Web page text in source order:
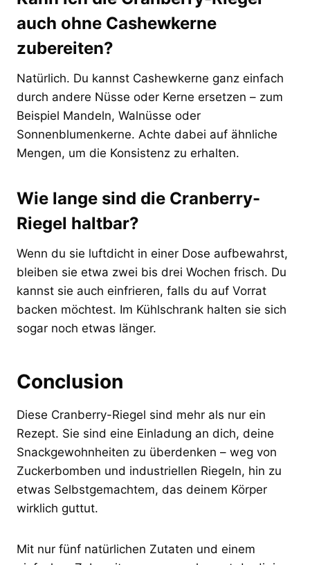
auch ohne Cashewkerne
zubereiten?
Natürlich. Du kannst Cashewkerne ganz einfach
durch andere Nüsse oder Kerne ersetzen – zum
Beispiel Mandeln, Walnüsse oder
Sonnenblumenkerne. Achte dabei auf ähnliche
Mengen, um die Konsistenz zu erhalten.
Wie lange sind die Cranberry-
Riegel haltbar?
Wenn du sie luftdicht in einer Dose aufbewahrst,
bleiben sie etwa zwei bis drei Wochen frisch. Du
kannst sie auch einfrieren, falls du auf Vorrat
backen möchtest. Im Kühlschrank halten sie sich
sogar noch etwas länger.
Conclusion
Diese Cranberry-Riegel sind mehr als nur ein
Rezept. Sie sind eine Einladung an dich, deine
Snackgewohnheiten zu überdenken – weg von
Zuckerbomben und industriellen Riegeln, hin zu
etwas Selbstgemachtem, das deinem Körper
wirklich guttut.
Mit nur fünf natürlichen Zutaten und einem